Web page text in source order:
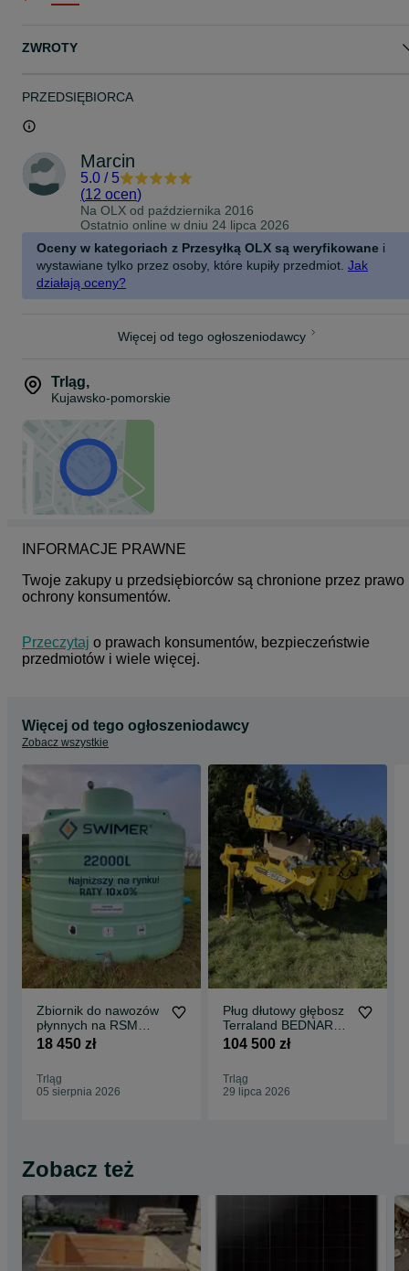
Lakier nawierzchniowy do lakierowania pojazdów użytkowych,
Wysoka twardość końcowa
(wysokopołyskujący)
z 1.1.96)
Możliwość przechowywania w oryginalnym opakowaniu przez co
najmniej 3 lat
Żywica syntetyczna
Możliwość wysyłki za POBRANIEM!
Więcej informacji pod nr telefonu 6 0 5 6 4 0 0 6 4
ZWROTY
PRZEDSIĘBIORCA
Marcin
5.0 / 5
(12 ocen)
Na OLX od października 2016
Ostatnio online w dniu 24 lipca 2026
Oceny w kategoriach z Przesyłką OLX są weryfikowane i
wystawiane tylko przez osoby, które kupiły przedmiot. Jak
działają oceny?
Więcej od tego ogłoszeniodawcy
Trląg,
Kujawsko-pomorskie
INFORMACJE PRAWNE
Twoje zakupy u przedsiębiorców są chronione przez prawo
ochrony konsumentów.
Przeczytaj o prawach konsumentów, bezpieczeństwie
przedmiotów i wiele więcej.
Więcej od tego ogłoszeniodawcy
Zobacz wszystkie
Zbiornik do nawozów
płynnych na RSM
Swimer Trank 22000l
18 450 zł
Trląg
05 sierpnia 2026
Pług dłutowy głębosz
Terraland BEDNAR
TN3000HD7R 2026
104 500 zł
Trląg
29 lipca 2026
Zobacz też